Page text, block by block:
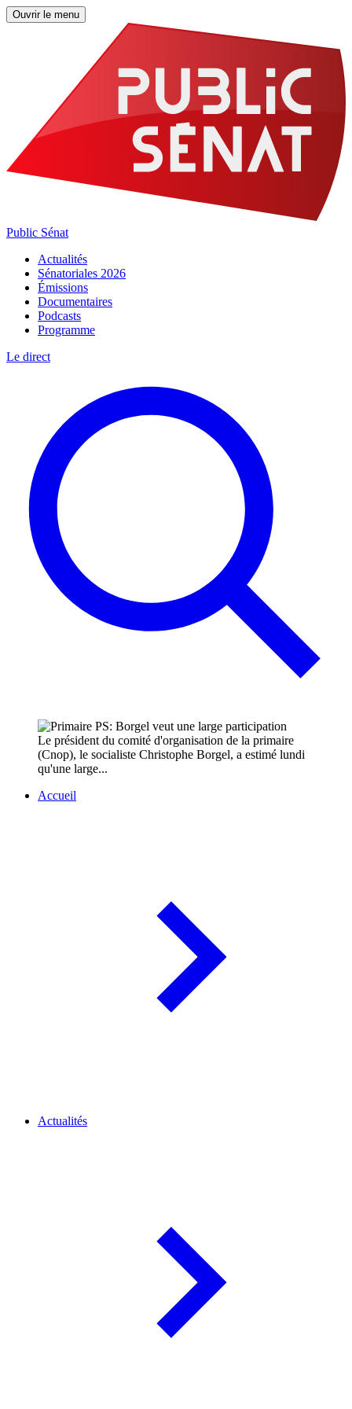
Ouvrir le menu
Public Sénat
Actualités
Sénatoriales 2026
Émissions
Documentaires
Podcasts
Programme
Le direct
Le président du comité d'organisation de la primaire
(Cnop), le socialiste Christophe Borgel, a estimé lundi
qu'une large...
Accueil
Actualités